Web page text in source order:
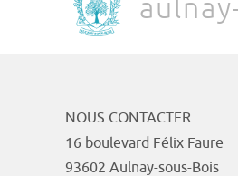
NOUS CONTACTER
16 boulevard Félix Faure
93602 Aulnay-sous-Bois